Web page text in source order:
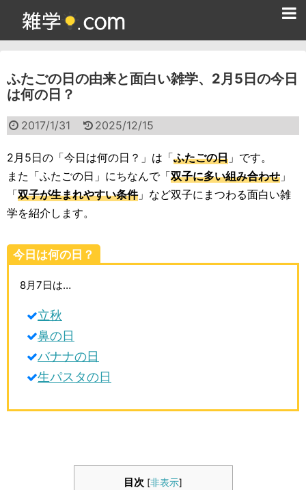
ふたごの日の由来と面白い雑学、2月5日の今日
は何の日？
2017/1/31 2025/12/15
2月5日の「今日は何の日？」は「ふたごの日 」です。
また「ふたごの日」にちなんで「双子に多い組み合わせ 」
「双子が生まれやすい条件」など双子にまつわる面白い雑
学を紹介します。
今日は何の日？
8月7日は…
立秋
鼻の日
バナナの日
生パスタの日
目次 [非表示]
雑学クイズ問題集
面白い雑学
ためになる雑学
スポーツ雑学
動物雑学
歴史雑学
生活雑学
サイト情報